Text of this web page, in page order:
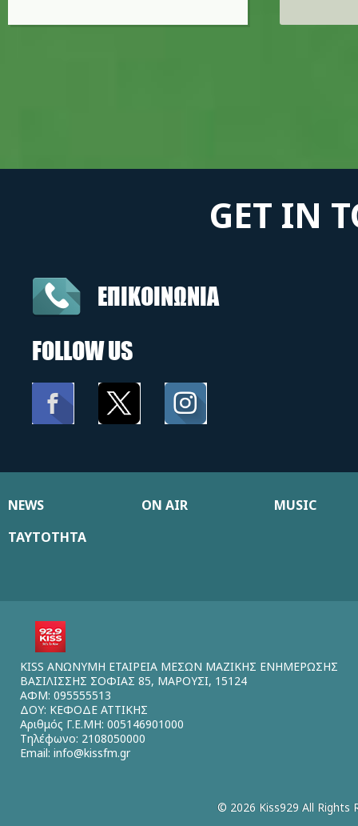
GET IN
ΕΠΙΚΟΙΝΩΝΙΑ
FOLLOW US
NEWS ON AIR
MUSIC
ΤΑΥΤΟΤΗΤΑ
KISS ΑΝΩΝΥΜΗ ΕΤΑΙΡΕΙΑ ΜΕΣΩΝ ΜΑΖΙΚΗΣ ΕΝΗΜΕΡΩΣΗΣ
ΒΑΣΙΛΙΣΣΗΣ ΣΟΦΙΑΣ 85, ΜΑΡΟΥΣΙ, 15124
ΑΦΜ: 095555513
ΔΟΥ: ΚΕΦΟΔΕ ΑΤΤΙΚΗΣ
Αριθμός Γ.Ε.ΜΗ: 005146901000
Τηλέφωνο: 2108050000
Email: info@kissfm.gr
© 2026 Kiss929 All Rights